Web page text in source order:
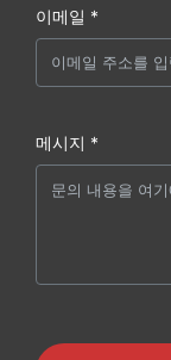
이메일 *
메시지 *